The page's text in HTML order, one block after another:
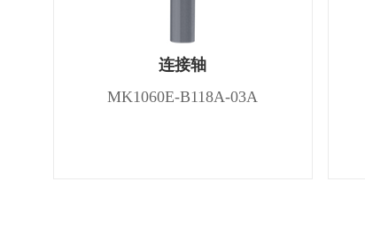
连接轴
MK1060E-B118A-03A